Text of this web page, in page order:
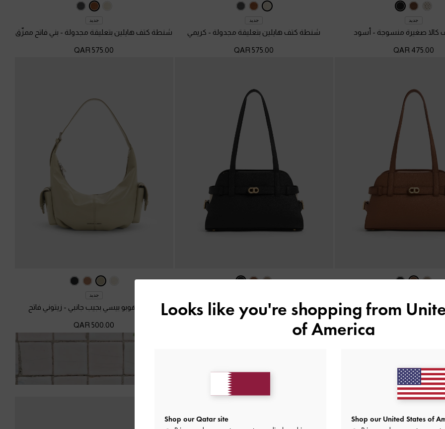
جديد
كالا صغيرة منسوجة - أسود
475.00 QAR
جديد
شنطة كتف هايلين بتعليقة مجدولة - كريمي
575.00 QAR
جديد
شنطة كتف هايلين بتعليقة مجدولة - بني فاتح ممزّق
575.00 QAR
أوبريل بحزام-شوكولاتي حقيبة كتف أوبريل بحزام-أسود
جديد
شنطة هوبو بيسي بجيب جانبي - زيتوني فاتح
500.00 QAR
Looks like you're shopping from
of America
Shop our Qatar site
Shop our United States of